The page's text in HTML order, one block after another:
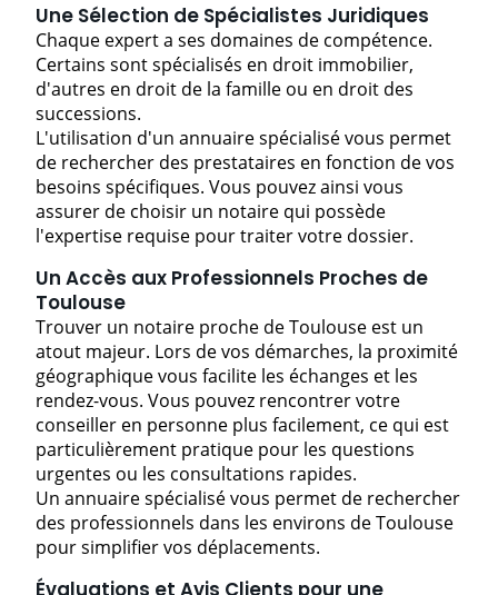
Une Sélection de Spécialistes Juridiques
Chaque expert a ses domaines de compétence.
Certains sont spécialisés en droit immobilier,
d'autres en droit de la famille ou en droit des
successions.
L'utilisation d'un annuaire spécialisé vous permet
de rechercher des prestataires en fonction de vos
besoins spécifiques. Vous pouvez ainsi vous
assurer de choisir un notaire qui possède
l'expertise requise pour traiter votre dossier.
Un Accès aux Professionnels Proches de
Toulouse
Trouver un notaire proche de Toulouse est un
atout majeur. Lors de vos démarches, la proximité
géographique vous facilite les échanges et les
rendez-vous. Vous pouvez rencontrer votre
conseiller en personne plus facilement, ce qui est
particulièrement pratique pour les questions
urgentes ou les consultations rapides.
Un annuaire spécialisé vous permet de rechercher
des professionnels dans les environs de Toulouse
pour simplifier vos déplacements.
Évaluations et Avis Clients pour une